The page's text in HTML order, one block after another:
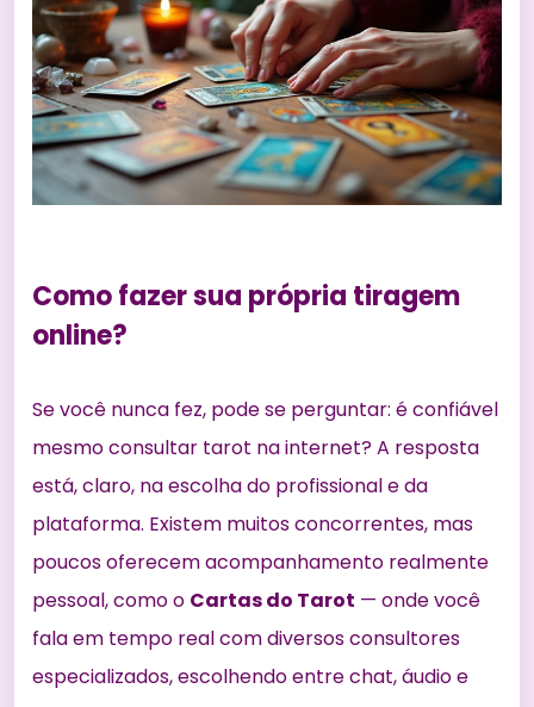
Como fazer sua própria tiragem
online?
Se você nunca fez, pode se perguntar: é confiável
mesmo consultar tarot na internet? A resposta
está, claro, na escolha do profissional e da
plataforma. Existem muitos concorrentes, mas
poucos oferecem acompanhamento realmente
pessoal, como o Cartas do Tarot — onde você
fala em tempo real com diversos consultores
especializados, escolhendo entre chat, áudio e